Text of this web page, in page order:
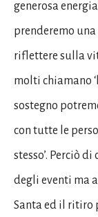
generosa
prenderemo
riflettere sulla
molti chiamano
sostegno
con tutte le
stesso’. Perciò
degli eventi ma
Santa ed il ritiro